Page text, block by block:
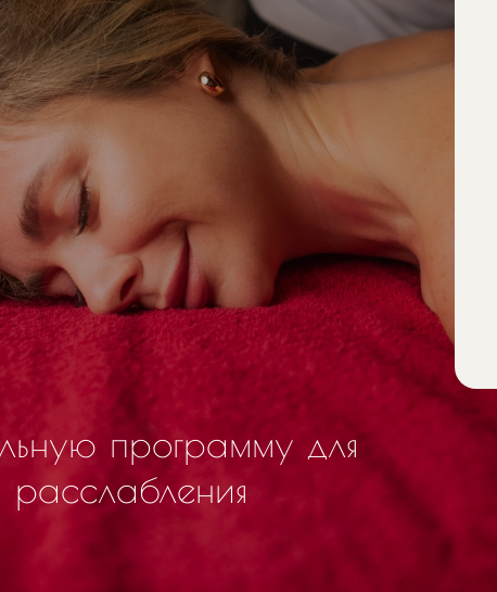
программу для
расслабления